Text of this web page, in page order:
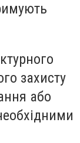
захисту
або